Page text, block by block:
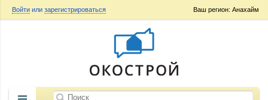
Ваш регион: Анахайм
Войти или зарегистрироваться